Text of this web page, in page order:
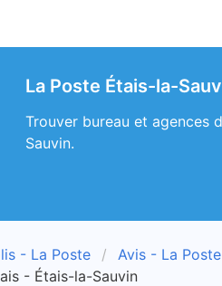
La Poste Étais-la-
Trouver bureau et agences
Sauvin.
- La Poste Avis - La Poste
- Étais-la-Sauvin